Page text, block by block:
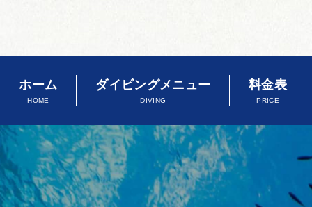
ホーム
HOME
ダイビングメニュー
DIVING
料金表
PRICE